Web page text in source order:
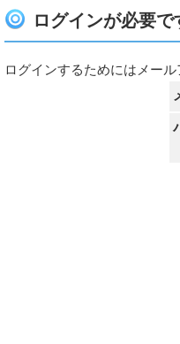
ログインが必要で
ログインするためにはメー